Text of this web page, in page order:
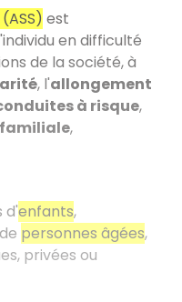
est
en difficulté
de la société, à
, l'allongement
à risque,
,
d'enfants,
personnes âgées,
privées ou